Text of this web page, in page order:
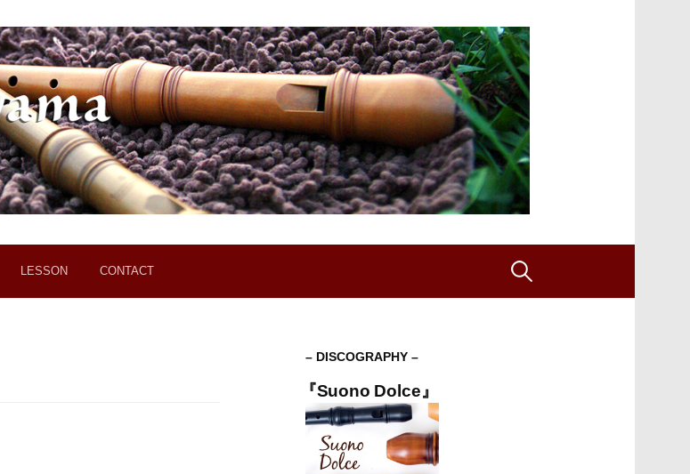
LESSON CONTACT 検
– DISCOGRAPHY –
『Suono Dolce』